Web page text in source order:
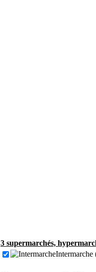
3 supermarchés,
Intermarche